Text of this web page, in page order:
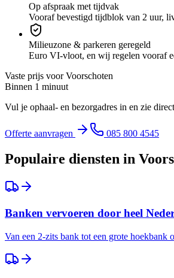
Op afspraak met tijdvak
Vooraf bevestigd tijdblok van 2 uur,
Milieuzone & parkeren geregeld
Euro VI-vloot, en wij regelen vooraf
Vaste prijs voorVoorschoten
Binnen 1 minuut
Vul je ophaal- en bezorgadres in en zie
Offerte aanvragen 085 800 4545
Populaire diensten in
Banken vervoeren door heel
Van een 2-zits bank tot een grote hoekbank